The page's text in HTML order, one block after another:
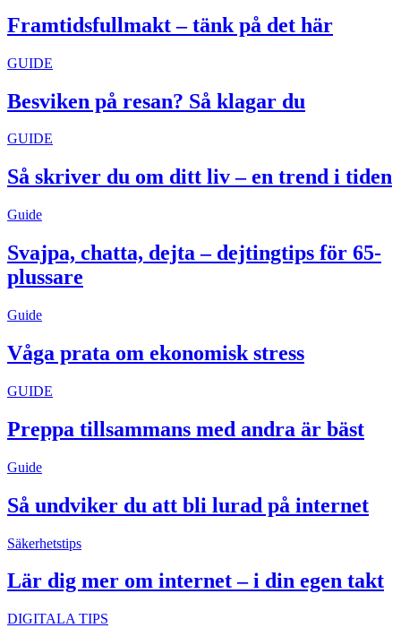
Framtidsfullmakt – tänk på det här
GUIDE
Besviken på resan? Så klagar du
GUIDE
Så skriver du om ditt liv – en trend i tiden
Guide
Svajpa, chatta, dejta – dejtingtips för 65-
plussare
Guide
Våga prata om ekonomisk stress
GUIDE
Preppa tillsammans med andra är bäst
Guide
Så undviker du att bli lurad på internet
Säkerhetstips
Lär dig mer om internet – i din egen takt
DIGITALA TIPS